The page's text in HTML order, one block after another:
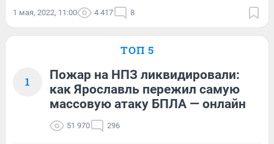
1 мая, 2022, 11:00 4 417 8
ТОП 5
1
Пожар на НПЗ ликвидировали:
как Ярославль пережил самую
массовую атаку БПЛА — онлайн
51 970 296